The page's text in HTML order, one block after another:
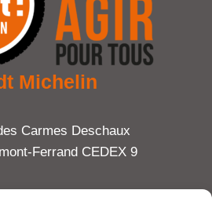
Michelin
Carmes Deschaux
Ferrand CEDEX 9